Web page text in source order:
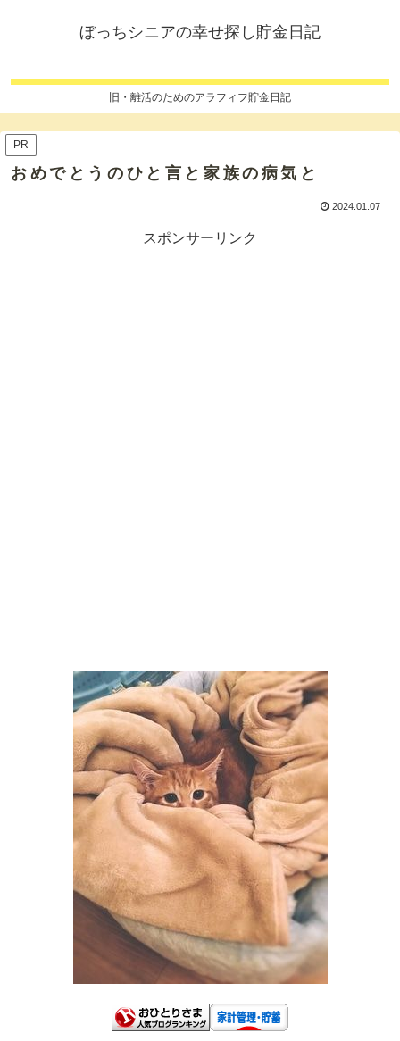
ぼっちシニアの幸せ探し貯金日記
旧・離活のためのアラフィフ貯金日記
PR
おめでとうのひと言と家族の病気と
2024.01.07
スポンサーリンク